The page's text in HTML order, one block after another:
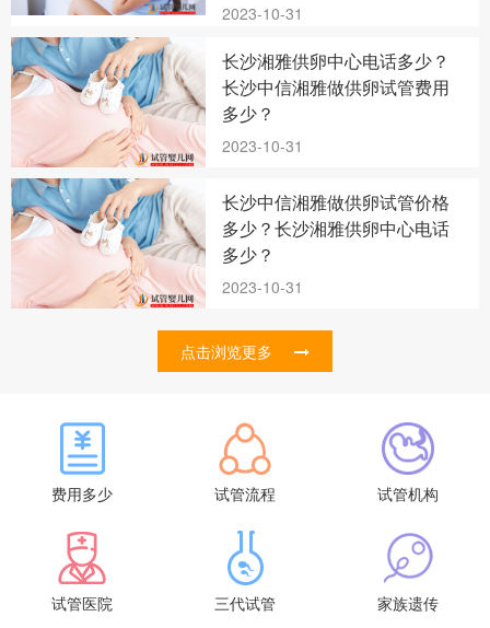
2023-10-31
长沙湘雅供卵中心电话多少？
长沙中信湘雅做供卵试管费用
多少？
2023-10-31
长沙中信湘雅做供卵试管价格
多少？长沙湘雅供卵中心电话
多少？
2023-10-31
点击浏览更多
费用多少 试管流程 试管机构
试管医院 三代试管 家族遗传